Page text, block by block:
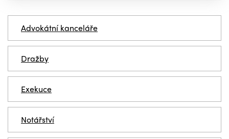
Advokátní kanceláře
Dražby
Exekuce
Notářství